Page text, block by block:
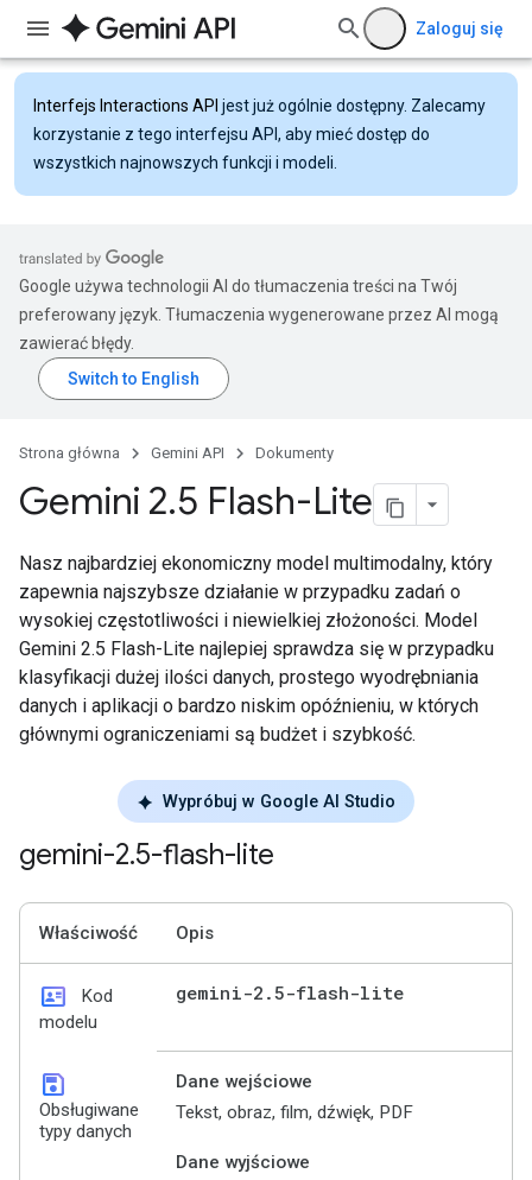
Zaloguj się
Interfejs Interactions API jest już ogólnie dostępny. Zalecamy
korzystanie z tego interfejsu API, aby mieć dostęp do
wszystkich najnowszych funkcji i modeli.
Google używa technologii AI do tłumaczenia treści na Twój
preferowany język. Tłumaczenia wygenerowane przez AI mogą
zawierać błędy.
Strona główna Gemini API Dokumenty
Gemini 2.5 Flash-Lite
Nasz najbardziej ekonomiczny model multimodalny, który
zapewnia najszybsze działanie w przypadku zadań o
wysokiej częstotliwości i niewielkiej złożoności. Model
Gemini 2.5 Flash-Lite najlepiej sprawdza się w przypadku
klasyfikacji dużej ilości danych, prostego wyodrębniania
danych i aplikacji o bardzo niskim opóźnieniu, w których
głównymi ograniczeniami są budżet i szybkość.
Wypróbuj w Google AI Studio
gemini-2.5-flash-lite
Właściwość Opis
id_card
Kod
modelu
gemini-2 .5-flash-lite
save
Obsługiwane
typy danych
Dane wejściowe
Tekst, obraz, film, dźwięk, PDF
Dane wyjściowe